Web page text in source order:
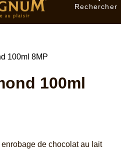
Rechercher
100ml
de chocolat au lait